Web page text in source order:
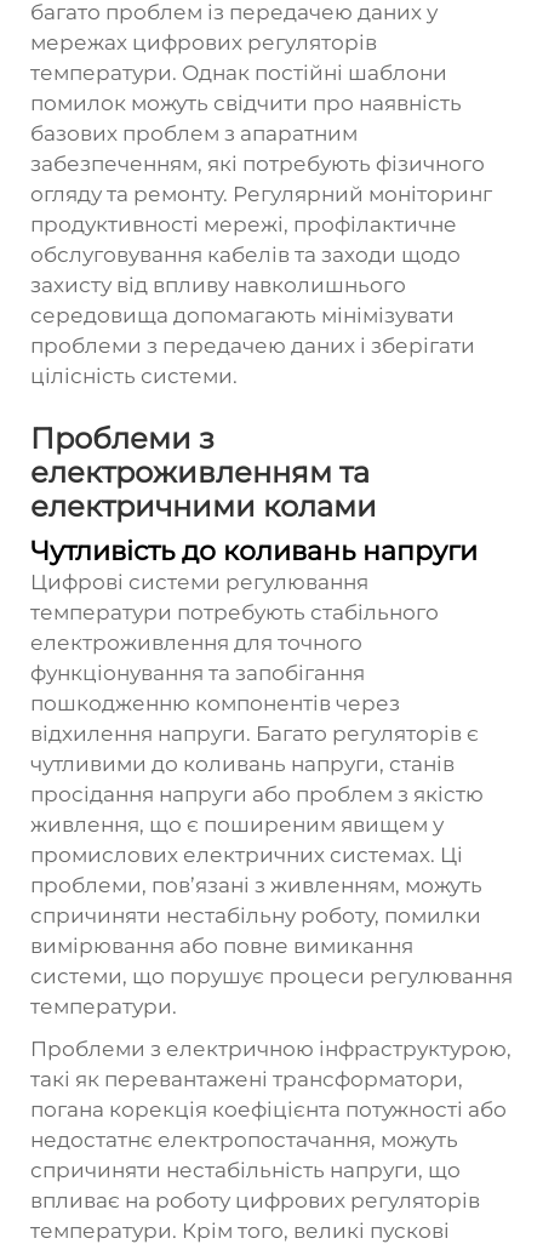
багато проблем із передачею даних у
мережах цифрових регуляторів
температури. Однак постійні шаблони
помилок можуть свідчити про наявність
базових проблем з апаратним
забезпеченням, які потребують фізичного
огляду та ремонту. Регулярний моніторинг
продуктивності мережі, профілактичне
обслуговування кабелів та заходи щодо
захисту від впливу навколишнього
середовища допомагають мінімізувати
проблеми з передачею даних і зберігати
цілісність системи.
Проблеми з
електроживленням та
електричними колами
Чутливість до коливань напруги
Цифрові системи регулювання
температури потребують стабільного
електроживлення для точного
функціонування та запобігання
пошкодженню компонентів через
відхилення напруги. Багато регуляторів є
чутливими до коливань напруги, станів
просідання напруги або проблем з якістю
живлення, що є поширеним явищем у
промислових електричних системах. Ці
проблеми, пов’язані з живленням, можуть
спричиняти нестабільну роботу, помилки
вимірювання або повне вимикання
системи, що порушує процеси регулювання
температури.
Проблеми з електричною інфраструктурою,
такі як перевантажені трансформатори,
погана корекція коефіцієнта потужності або
недостатнє електропостачання, можуть
спричиняти нестабільність напруги, що
впливає на роботу цифрових регуляторів
температури. Крім того, великі пускові